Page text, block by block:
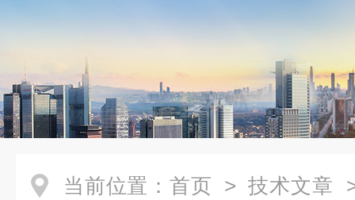
当前位置： 首页 > 技术文章